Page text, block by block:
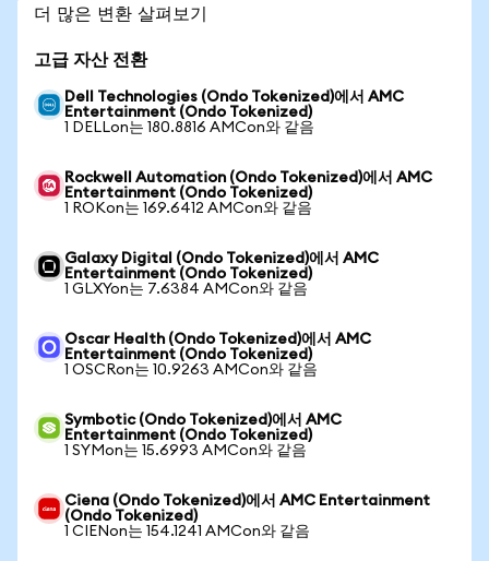
더 많은 변환 살펴보기
고급 자산 전환
Dell Technologies (Ondo Tokenized)에서 AMC
Entertainment (Ondo Tokenized)
1 DELLon는 180.8816 AMCon와 같음
Rockwell Automation (Ondo Tokenized)에서 AMC
Entertainment (Ondo Tokenized)
1 ROKon는 169.6412 AMCon와 같음
Galaxy Digital (Ondo Tokenized)에서 AMC
Entertainment (Ondo Tokenized)
1 GLXYon는 7.6384 AMCon와 같음
Oscar Health (Ondo Tokenized)에서 AMC
Entertainment (Ondo Tokenized)
1 OSCRon는 10.9263 AMCon와 같음
Symbotic (Ondo Tokenized)에서 AMC
Entertainment (Ondo Tokenized)
1 SYMon는 15.6993 AMCon와 같음
Ciena (Ondo Tokenized)에서 AMC Entertainment
(Ondo Tokenized)
1 CIENon는 154.1241 AMCon와 같음